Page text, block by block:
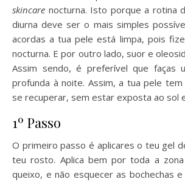
skincare nocturna. Isto porque a rotina
diurna deve ser o mais simples
acordas a tua pele está limpa, pois
nocturna. E por outro lado, suor e
Assim sendo, é preferível que faças
profunda à noite. Assim, a tua pele
se recuperar, sem estar exposta ao sol
1º Passo
O primeiro passo é aplicares o teu gel
teu rosto. Aplica bem por toda a
queixo, e não esquecer as bochechas